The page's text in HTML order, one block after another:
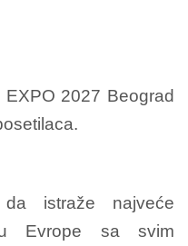
2027 Beograd
istraže najveće
Evrope sa svim